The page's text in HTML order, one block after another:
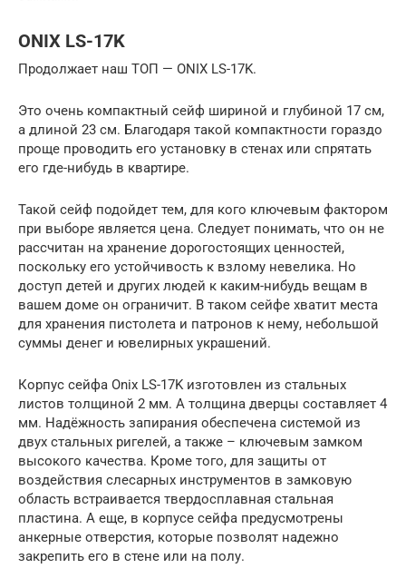
ONIX LS-17K
Продолжает наш ТОП — ONIX LS-17K.
Это очень компактный сейф шириной и глубиной 17 см,
а длиной 23 см. Благодаря такой компактности гораздо
проще проводить его установку в стенах или спрятать
его где-нибудь в квартире.
Такой сейф подойдет тем, для кого ключевым фактором
при выборе является цена. Следует понимать, что он не
рассчитан на хранение дорогостоящих ценностей,
поскольку его устойчивость к взлому невелика. Но
доступ детей и других людей к каким-нибудь вещам в
вашем доме он ограничит. В таком сейфе хватит места
для хранения пистолета и патронов к нему, небольшой
суммы денег и ювелирных украшений.
Корпус сейфа Onix LS-17K изготовлен из стальных
листов толщиной 2 мм. А толщина дверцы составляет 4
мм. Надёжность запирания обеспечена системой из
двух стальных ригелей, а также – ключевым замком
высокого качества. Кроме того, для защиты от
воздействия слесарных инструментов в замковую
область встраивается твердосплавная стальная
пластина. А еще, в корпусе сейфа предусмотрены
анкерные отверстия, которые позволят надежно
закрепить его в стене или на полу.